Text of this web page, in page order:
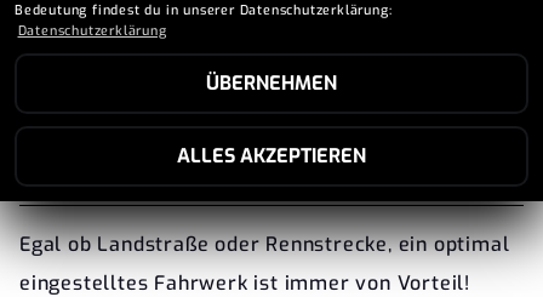
FAHRWERKSSERVICE
Egal ob Landstraße oder Rennstrecke, ein optimal
eingestelltes Fahrwerk ist immer von Vorteil!
Bedeutung findest du in unserer Datenschutzerklärung:
Datenschutzerklärung
ÜBERNEHMEN
ALLES AKZEPTIEREN